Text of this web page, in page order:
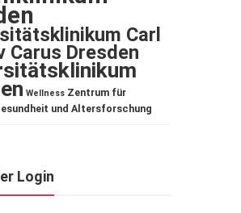
Carl
Carus Dresden
Wellness Zentrum für
und Altersforschung
Login